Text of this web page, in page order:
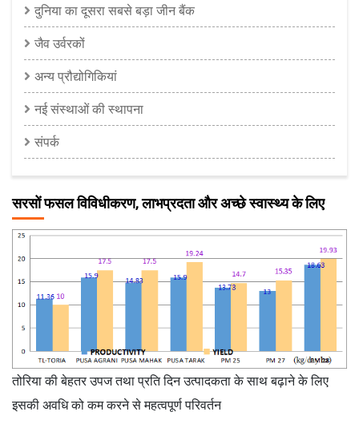
दुनिया का दूसरा सबसे बड़ा जीन बैंक
जैव उर्वरकों
अन्य प्रौद्योगिकियां
नई संस्थाओं की स्थापना
संपर्क
सरसों फसल विविधीकरण, लाभप्रदता और अच्छे स्वास्थ्य के लिए
तोरिया की बेहतर उपज तथा प्रति दिन उत्पादकता के साथ बढ़ाने के लिए
इसकी अवधि को कम करने से महत्वपूर्ण परिवर्तन